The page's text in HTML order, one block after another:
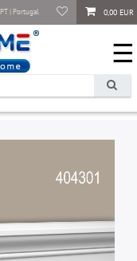
0,00 EUR
PT | Portugal
☰